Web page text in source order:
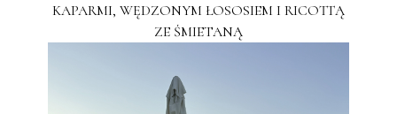
KAPARMI, WĘDZONYM ŁOSOSIEM I RICOTTĄ
ZE ŚMIETANĄ